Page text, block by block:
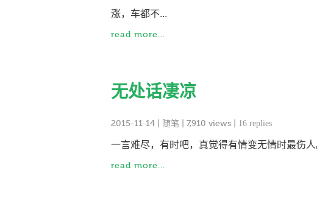
涨，车都不...
read more...
无处话凄凉
2015-11-14 随笔 | 7,910 views | 16 replies
一言难尽，有时吧，真觉得有情变无情时最伤
read more...